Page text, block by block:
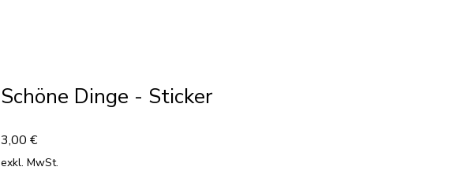
Schöne Dinge - Sticker
3,00 €Preis
exkl. MwSt.